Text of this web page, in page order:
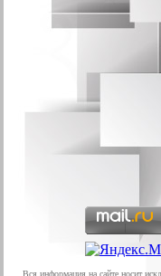
Вся информация на сайте носит